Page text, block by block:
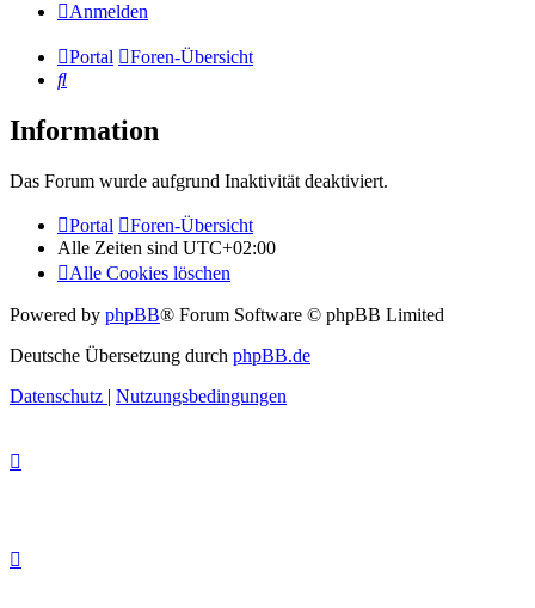
Anmelden
Portal
Foren-Übersicht
Suche
Information
Das Forum wurde aufgrund Inaktivität deaktiviert.
Portal
Foren-Übersicht
Alle Zeiten sind UTC+02:00
Alle Cookies löschen
Powered by phpBB® Forum Software © phpBB Limited
Deutsche Übersetzung durch phpBB.de
Datenschutz | Nutzungsbedingungen